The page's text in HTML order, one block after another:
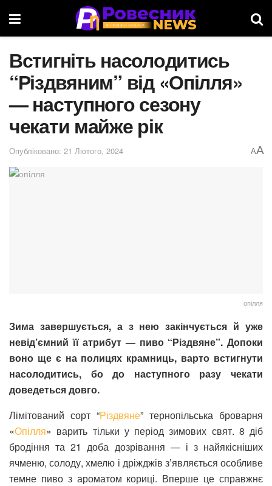
Встигніть насолодитись
“Різдвяним” від «Опілля»
— наступного сезону
чекати майже рік
Опубліковано: 21 Лютого, 2024 AA
опілля
Зима завершується, а з нею закінчується й уже
невід’ємний її атрибут — пиво “Різдвяне”. Допоки
воно ще є на полицях крамниць, варто встигнути
насолодитись, бо до наступного разу чекати
доведеться довго.
Лімітований сорт “Різдвяне” тернопільська броварня
«Опілля» варить тільки у період зимових свят. 8 діб
бродіння та 21 доба дозрівання — і з найякісніших
ячменю, солоду, хмелю і дріжджів з’являється особливе
темне пиво з ароматом кориці. Вперше це справжнє